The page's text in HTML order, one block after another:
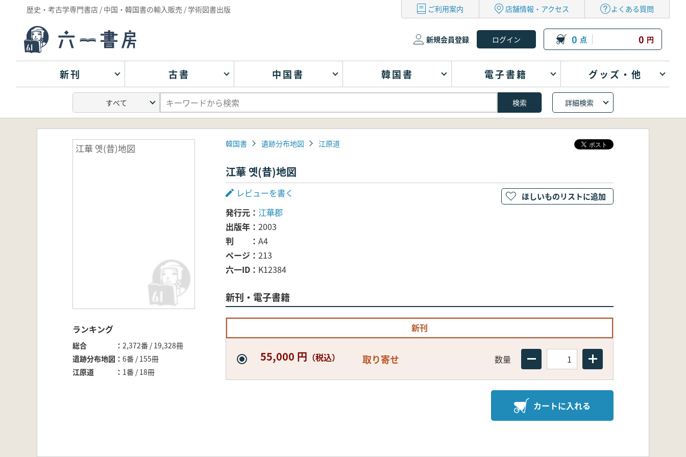
歴史・考古学専門書店 / 中国・韓国書の輸入販売 / 学術図書出版 ご利用案内 店舗情報・アクセス よくある質問
新規会員登録 0 点 0 円
新刊 古書 中国書 韓国書 電子書籍 グッズ・他
詳細検索
江華 옛(昔)地図
ランキング
総合
2,372番 / 19,328冊
遺跡分布地図
6番 / 155冊
江原道
1番 / 18冊
韓国書 遺跡分布地図 江原道
江華 옛(昔)地図
レビューを書く
発行元
江華郡
出版年
2003
判
A4
ページ
213
六一ID
K12384
新刊・電子書籍
新刊
55,000 円 （税込） 取り寄せ 数量
カートに入れる
ほしいものリストに追加